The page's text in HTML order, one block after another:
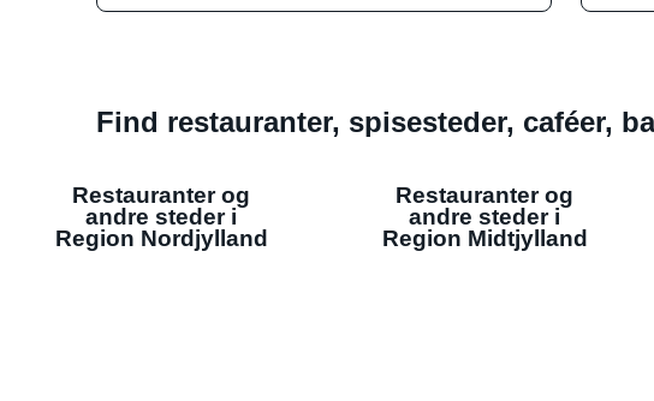
Find restauranter, spisesteder, caféer,
Restauranter og
andre steder i
Region Nordjylland
Restauranter og
andre steder i
Region Midtjylland